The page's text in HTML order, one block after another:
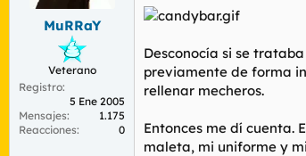
t
m
a
n
i
MuRRaY
Veterano
Registro
5 Ene 2005
Mensajes
1.175
Reacciones
0
Desconocía si se
previamente de forma
rellenar mecheros.
Entonces me dí cuenta.
maleta, mi uniforme y